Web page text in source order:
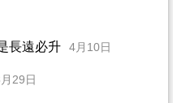
長遠必升 4月10日
29日